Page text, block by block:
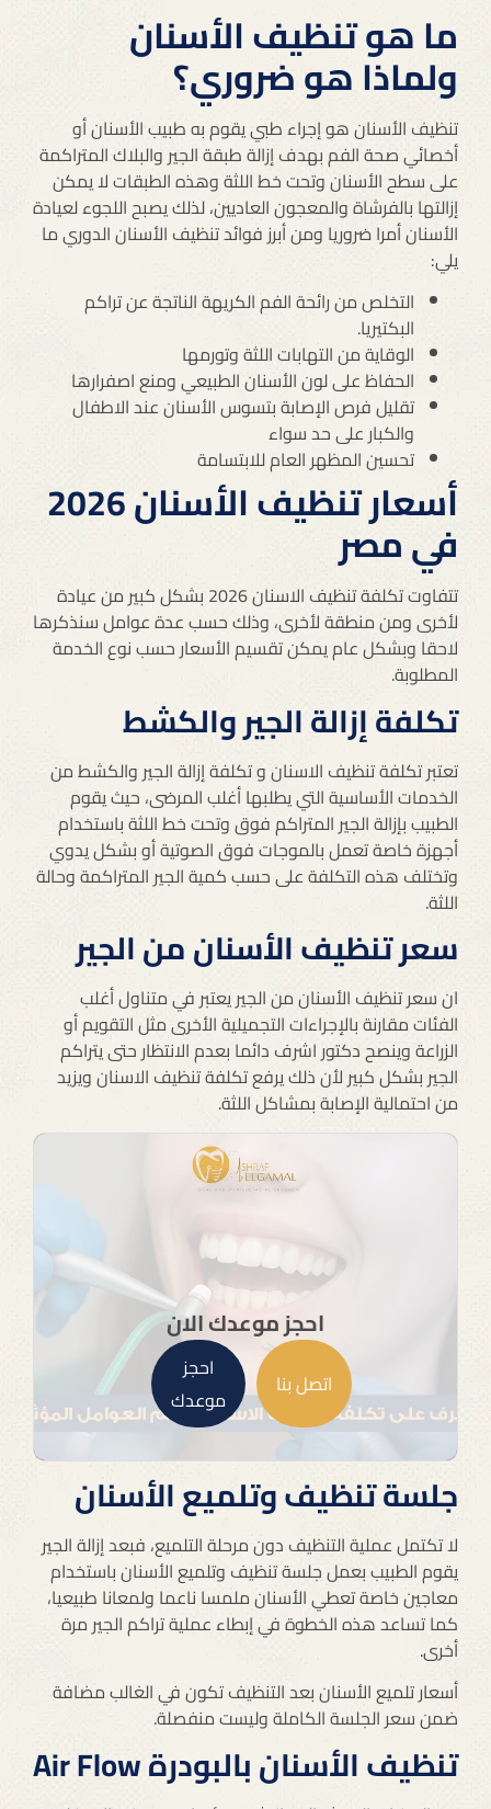
ما هو تنظيف الأسنان
ولماذا هو ضروري؟
تنظيف الأسنان هو إجراء طبي يقوم به طبيب الأسنان أو
أخصائي صحة الفم بهدف إزالة طبقة الجير والبلاك المتراكمة
على سطح الأسنان وتحت خط اللثة وهذه الطبقات لا يمكن
إزالتها بالفرشاة والمعجون العاديين، لذلك يصبح اللجوء لعيادة
الأسنان أمرا ضروريا ومن أبرز فوائد تنظيف الأسنان الدوري ما
يلي:
التخلص من رائحة الفم الكريهة الناتجة عن تراكم
البكتيريا.
الوقاية من التهابات اللثة وتورمها
الحفاظ على لون الأسنان الطبيعي ومنع اصفرارها
تقليل فرص الإصابة بتسوس الأسنان عند الاطفال
والكبار على حد سواء
تحسين المظهر العام للابتسامة
أسعار تنظيف الأسنان 2026
في مصر
تتفاوت تكلفة تنظيف الاسنان 2026 بشكل كبير من عيادة
لأخرى ومن منطقة لأخرى، وذلك حسب عدة عوامل سنذكرها
لاحقا وبشكل عام يمكن تقسيم الأسعار حسب نوع الخدمة
المطلوبة.
تكلفة إزالة الجير والكشط
تعتبر تكلفة تنظيف الاسنان و تكلفة إزالة الجير والكشط من
الخدمات الأساسية التي يطلبها أغلب المرضى، حيث يقوم
الطبيب بإزالة الجير المتراكم فوق وتحت خط اللثة باستخدام
أجهزة خاصة تعمل بالموجات فوق الصوتية أو بشكل يدوي
وتختلف هذه التكلفة على حسب كمية الجير المتراكمة وحالة
اللثة.
سعر تنظيف الأسنان من الجير
ان سعر تنظيف الأسنان من الجير يعتبر في متناول أغلب
الفئات مقارنة بالإجراءات التجميلية الأخرى مثل التقويم أو
الزراعة وينصح دكتور اشرف دائما بعدم الانتظار حتى يتراكم
الجير بشكل كبير لأن ذلك يرفع تكلفة تنظيف الاسنان ويزيد
من احتمالية الإصابة بمشاكل اللثة.
احجز موعدك الان
اتصل بنا
احجز
موعدك
جلسة تنظيف وتلميع الأسنان
لا تكتمل عملية التنظيف دون مرحلة التلميع، فبعد إزالة الجير
يقوم الطبيب بعمل جلسة تنظيف وتلميع الأسنان باستخدام
معاجين خاصة تعطي الأسنان ملمسا ناعما ولمعانا طبيعيا،
كما تساعد هذه الخطوة في إبطاء عملية تراكم الجير مرة
أخرى.
أسعار تلميع الأسنان بعد التنظيف تكون في الغالب مضافة
ضمن سعر الجلسة الكاملة وليست منفصلة.
تنظيف الأسنان بالبودرة Air Flow